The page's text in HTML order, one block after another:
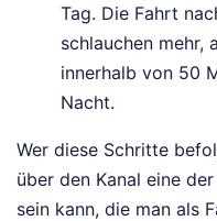
Tag. Die Fahrt
schlauchen mehr,
innerhalb von 50
Nacht.
Wer diese Schritte
über den Kanal eine
sein kann, die man als